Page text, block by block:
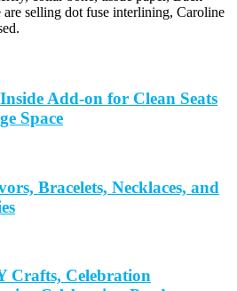
selling dot fuse interlining, Caroline
Add-on for Clean Seats
Space
Bracelets, Necklaces, and
Crafts, Celebration